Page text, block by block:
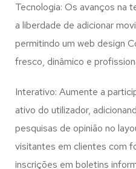
Tecnologia: Os avanços na
a liberdade de adicionar
permitindo um web design
fresco, dinâmico e
Interativo: Aumente a
ativo do utilizador,
pesquisas de opinião no
visitantes em clientes com
inscrições em boletins